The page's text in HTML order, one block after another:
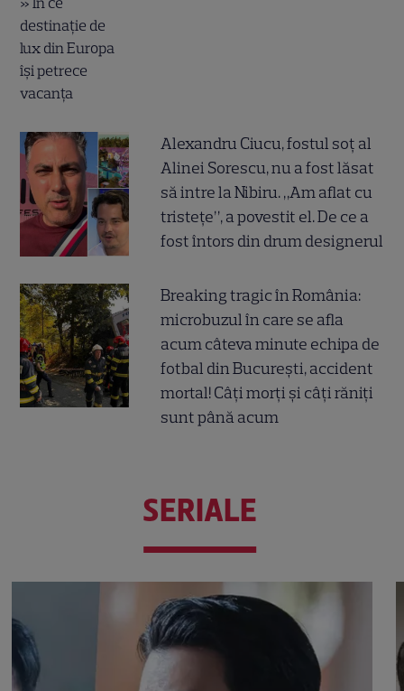
Alexandru Ciucu, fostul soț al
Alinei Sorescu, nu a fost lăsat
să intre la Nibiru. „Am aflat cu
tristețe”, a povestit el. De ce a
fost întors din drum designerul
Breaking tragic în România:
microbuzul în care se afla
acum câteva minute echipa de
fotbal din București, accident
mortal! Câți morți și câți răniți
sunt până acum
SERIALE